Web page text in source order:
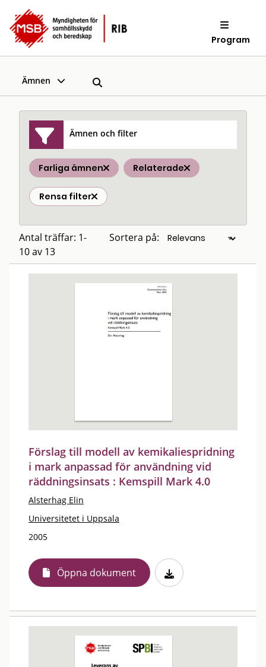
Program
Ämnen
Ämnen och filter
Farliga ämnen Relaterade
Rensa filter
Antal träffar: 1-
10 av 13
Sortera på:
Förslag till modell av kemikaliespridning
i mark anpassad för användning vid
räddningsinsats : Kemspill Mark 4.0
Alsterhag Elin
Universitetet i Uppsala
2005
Öppna dokument